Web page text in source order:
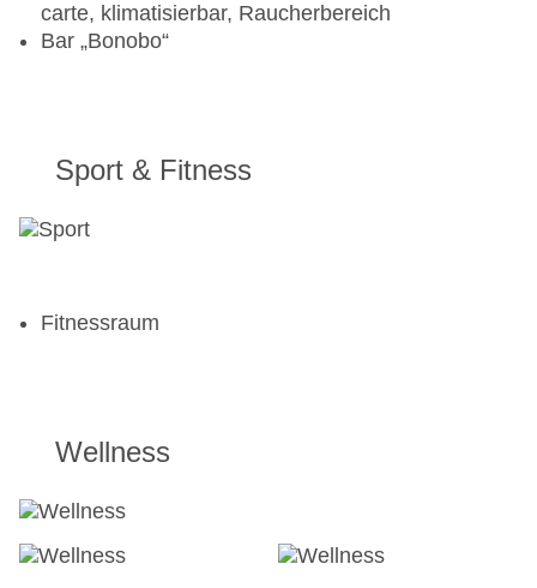
carte, klimatisierbar, Raucherbereich
Bar „Bonobo“
Sport & Fitness
Fitnessraum
Wellness